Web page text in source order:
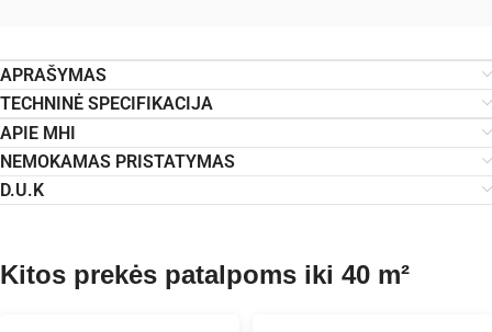
APRAŠYMAS
TECHNINĖ SPECIFIKACIJA
APIE MHI
NEMOKAMAS PRISTATYMAS
D.U.K
Kitos prekės patalpoms iki 40 m²